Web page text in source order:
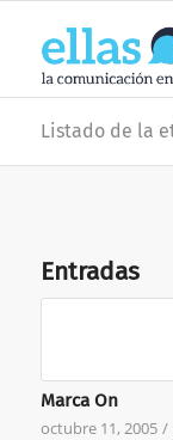
Listado de la
Entradas
Marca On
octubre 11, 2005 /